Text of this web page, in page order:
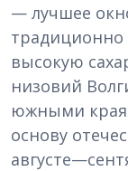
— лучшее
высокую
низовий
южными
основу